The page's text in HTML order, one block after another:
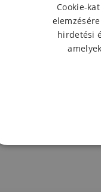
Cookie-
hirdetési